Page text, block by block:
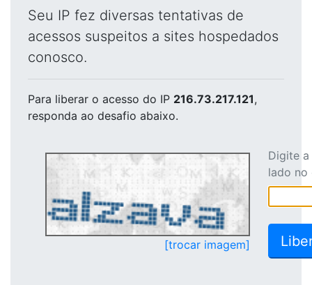
Seu IP fez diversas tentativas de
acessos suspeitos a sites hospedados
conosco.
Para liberar o acesso do IP 216.73.217.121,
responda ao desafio abaixo.
[trocar imagem]
Digite
lado no